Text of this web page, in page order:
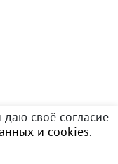
своё согласие
и cookies.
Ваш ИИ помощник
по недвижимости